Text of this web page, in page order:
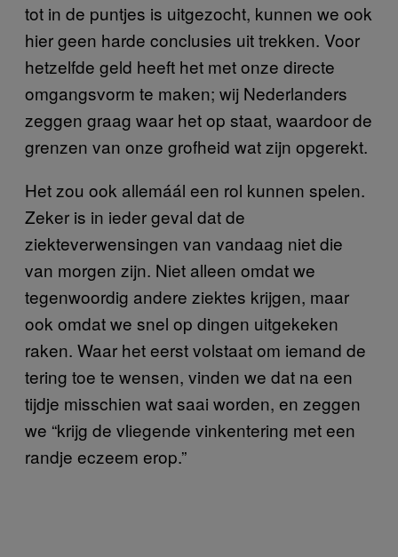
tot in de puntjes is uitgezocht, kunnen we ook
hier geen harde conclusies uit trekken. Voor
hetzelfde geld heeft het met onze directe
omgangsvorm te maken; wij Nederlanders
zeggen graag waar het op staat, waardoor de
grenzen van onze grofheid wat zijn opgerekt.
Het zou ook allemáál een rol kunnen spelen.
Zeker is in ieder geval dat de
ziekteverwensingen van vandaag niet die
van morgen zijn. Niet alleen omdat we
tegenwoordig andere ziektes krijgen, maar
ook omdat we snel op dingen uitgekeken
raken. Waar het eerst volstaat om iemand de
tering toe te wensen, vinden we dat na een
tijdje misschien wat saai worden, en zeggen
we “krijg de vliegende vinkentering met een
randje eczeem erop.”